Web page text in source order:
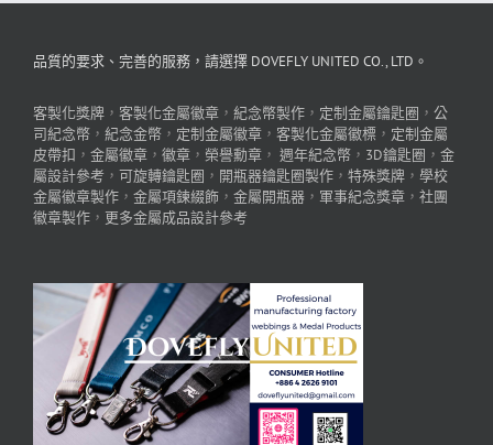
品質的要求、完善的服務，請選擇 DOVEFLY UNITED CO., LTD。
客製化獎牌 ， 客製化金屬徽章 ， 紀念幣製作 ， 定制金屬鑰匙圈 ， 公
司紀念幣 ， 紀念金幣 ， 定制金屬徽章 ， 客製化金屬徽標 ， 定制金屬
皮帶扣 ， 金屬徽章 ， 徽章 ， 榮譽勳章 ， 週年紀念幣 ， 3D鑰匙圈 ， 金
屬設計參考 ， 可旋轉鑰匙圈 ， 開瓶器鑰匙圈製作 ， 特殊獎牌 ， 學校
金屬徽章製作 ， 金屬項鍊綴飾 ， 金屬開瓶器 ， 軍事紀念獎章 ， 社團
徽章製作 ， 更多金屬成品設計參考